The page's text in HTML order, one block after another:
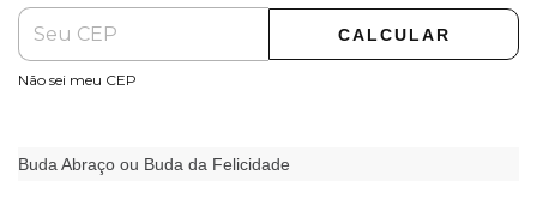
CALCULAR
Não sei meu CEP
Buda Abraço ou Buda da Felicidade